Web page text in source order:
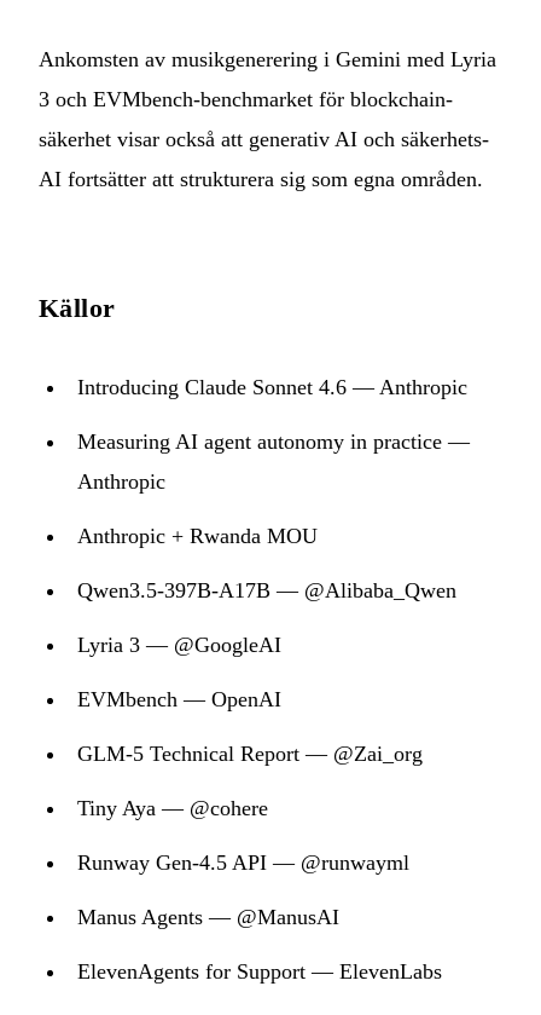
Ankomsten av musikgenerering i Gemini med Lyria
3 och EVMbench-benchmarket för blockchain-
säkerhet visar också att generativ AI och säkerhets-
AI fortsätter att strukturera sig som egna områden.
Källor
Introducing Claude Sonnet 4.6 — Anthropic
Measuring AI agent autonomy in practice —
Anthropic
Anthropic + Rwanda MOU
Qwen3.5-397B-A17B — @Alibaba_Qwen
Lyria 3 — @GoogleAI
EVMbench — OpenAI
GLM-5 Technical Report — @Zai_org
Tiny Aya — @cohere
Runway Gen-4.5 API — @runwayml
Manus Agents — @ManusAI
ElevenAgents for Support — ElevenLabs